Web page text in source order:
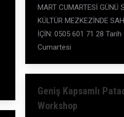
MART CUMARTESİ GÜNÜ
KÜLTÜR MEZKEZİNDE
İÇİN: 0505 601 71 28 Tarih
Cumartesi
Geniş Kapsamlı
Workshop